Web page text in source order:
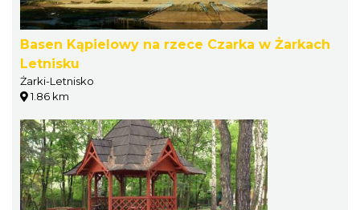
Basen Kąpielowy na rzece Czarka w Żarkach
Letnisku
Żarki-Letnisko
1.86 km